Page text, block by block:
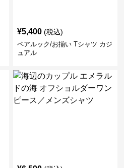
¥5,400 (税込)
ペアルック/お揃い Tシャツ カジ
ュアル